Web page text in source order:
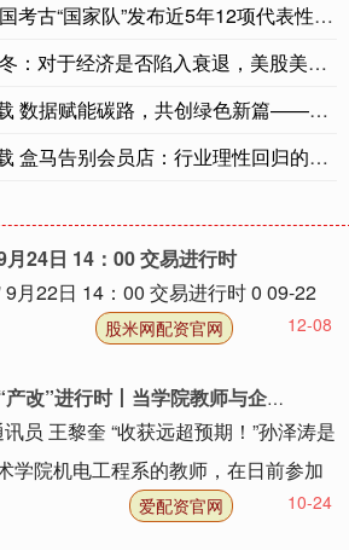
古“国家队”发布近5年12项代表性考古成
于经济是否陷入衰退，美股美债产生巨大分
据赋能碳路，共创绿色新篇——丰台区启动
马告别会员店：行业理性回归的注脚
24日 14：00 交易进行时
月22日 14：00 交易进行时 0 09-22
12-08
股米网配资官网
行时丨当学院教师与企业技师“同台切磋”
员 王黎奎 “收获远超预期！”孙泽涛是
学院机电工程系的教师，在日前参加
10-24
爱配资官网